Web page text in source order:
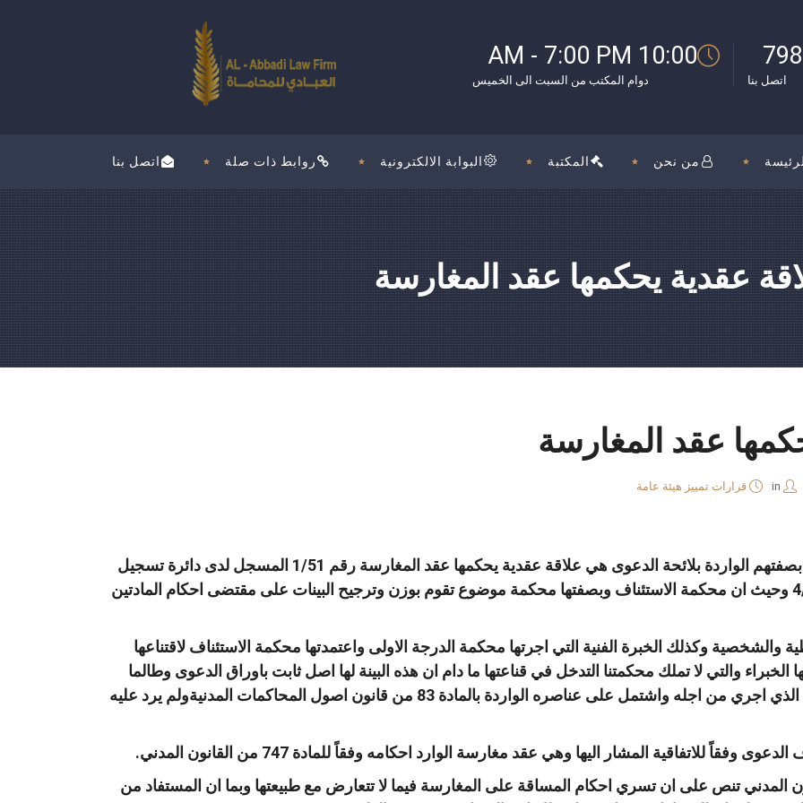
10:00 AM - 7:00 PM
دوام المكتب من السبت الى الخميس اتصل بنا
اتصل بنا روابط ذات صلة البوابة الالكترونية المكتبة من نحن
عقدية يحكمها عقد المغارسة
عقد المغارسة
in قرارات تمييز هيئة عامة
وحيث أن العلاقة بين الفريقين بصفتهم الواردة بلائحة الدعوى هي علاقة عقدية يحكمها عقد المغارسة رقم 1/51 المسجل لدى دائرة تسجيل
اراضي عجلون بتاريخ 4/3/1951 وحيث ان محكمة الاستئناف وبصفتها محكمة موضوع تقوم بوزن وترجيح البينات على مقتضى احكام المادتين
والشخصية وكذلك الخبرة الفنية التي اجرتها محكمة الدرجة الاولى واعتمدتها محكمة الاستئناف لاقتناعها
الخبراء والتي لا تملك محكمتنا التدخل في قناعتها ما دام ان هذه البينة لها اصل ثابت باوراق الدعوى وطالما
جاء تقرير الخبرة موفياً للغرض الذي اجري من اجله واشتمل على عناصره الواردة بالمادة 83 من قانون اصول المحاكمات المدنيةولم يرد عليه
للاتفاقية المشار اليها وهي عقد مغارسة الوارد احكامه وفقاً للمادة 747 من القانون المدني.
748 من القانون المدني تنص على ان تسري احكام المساقة على المغارسة فيما لا تتعارض مع طبيعتها وبما ان المستفاد من